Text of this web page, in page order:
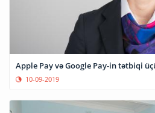
Apple Pay və Google Pay-in tətbiqi
10-09-2019